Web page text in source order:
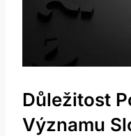
Důležitost
Významu